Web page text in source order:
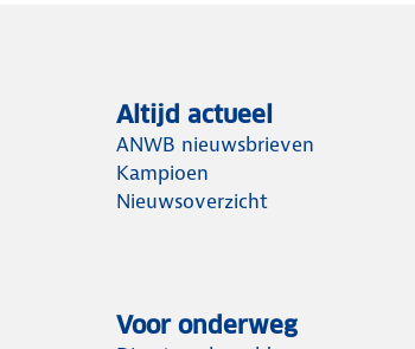
Altijd actueel
ANWB nieuwsbrieven
Kampioen
Nieuwsoverzicht
Voor onderweg